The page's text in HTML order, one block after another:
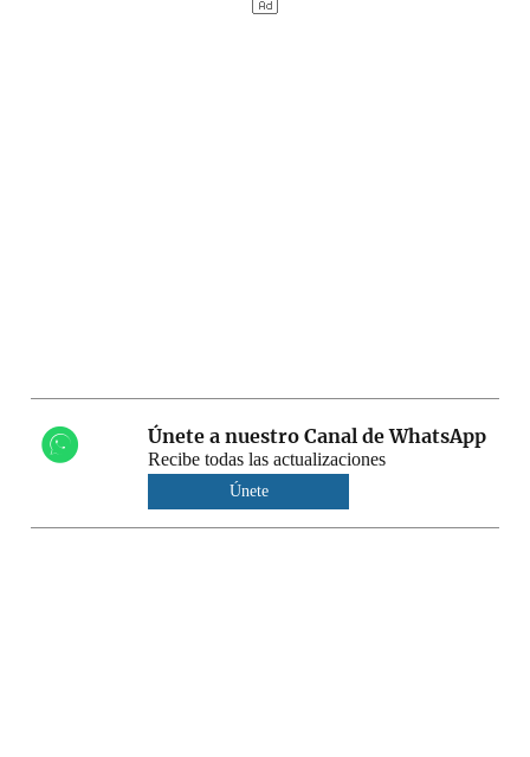
Únete a nuestro Canal de WhatsApp
Recibe todas las actualizaciones
Únete